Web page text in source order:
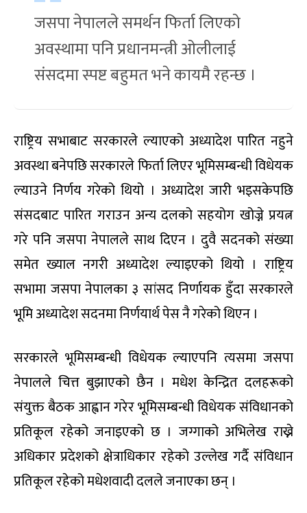
जसपा नेपालले समर्थन फिर्ता लिएको
अवस्थामा पनि प्रधानमन्त्री ओलीलाई
संसदमा स्पष्ट बहुमत भने कायमै रहन्छ ।
राष्ट्रिय सभाबाट सरकारले ल्याएको अध्यादेश पारित नहुने
अवस्था बनेपछि सरकारले फिर्ता लिएर भूमिसम्बन्धी विधेयक
ल्याउने निर्णय गरेको थियो । अध्यादेश जारी भइसकेपछि
संसदबाट पारित गराउन अन्य दलको सहयोग खोज्ने प्रयत्न
गरे पनि जसपा नेपालले साथ दिएन । दुवै सदनको संख्या
समेत ख्याल नगरी अध्यादेश ल्याइएको थियो । राष्ट्रिय
सभामा जसपा नेपालका ३ सांसद निर्णायक हुँदा सरकारले
भूमि अध्यादेश सदनमा निर्णयार्थ पेस नै गरेको थिएन ।
सरकारले भूमिसम्बन्धी विधेयक ल्याएपनि त्यसमा जसपा
नेपालले चित्त बुझाएको छैन । मधेश केन्द्रित दलहरूको
संयुक्त बैठक आह्वान गरेर भूमिसम्बन्धी विधेयक संविधानको
प्रतिकूल रहेको जनाइएको छ । जग्गाको अभिलेख राख्ने
अधिकार प्रदेशको क्षेत्राधिकार रहेको उल्लेख गर्दै संविधान
प्रतिकूल रहेको मधेशवादी दलले जनाएका छन् ।